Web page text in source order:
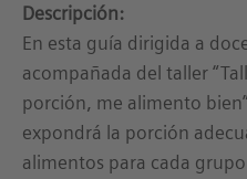
Descripción:
En esta guía dirigida a
acompañada del taller
porción, me alimento
expondrá la porción
alimentos para cada